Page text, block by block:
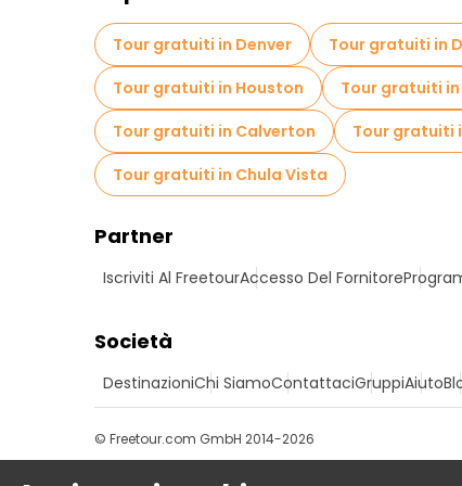
Tour gratuiti in Denver Tour gratuiti in
Tour gratuiti in Houston
Tour gratuiti
Tour gratuiti in Calverton
Tour gratuiti
Tour gratuiti in Chula Vista
Partner
Iscriviti Al FreetourAccesso Del Fornitore
Società
DestinazioniChi SiamoContattaciGruppiAiuto
© Freetour.com GmbH 2014-2026